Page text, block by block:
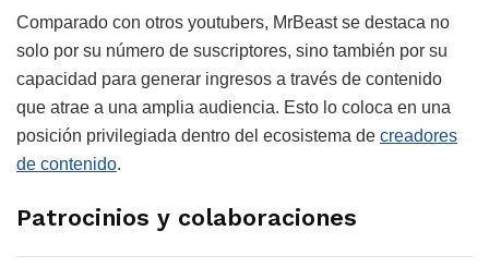
Comparado con otros youtubers, MrBeast se destaca no
solo por su número de suscriptores, sino también por su
capacidad para generar ingresos a través de contenido
que atrae a una amplia audiencia. Esto lo coloca en una
posición privilegiada dentro del ecosistema de creadores
de contenido.
Patrocinios y colaboraciones